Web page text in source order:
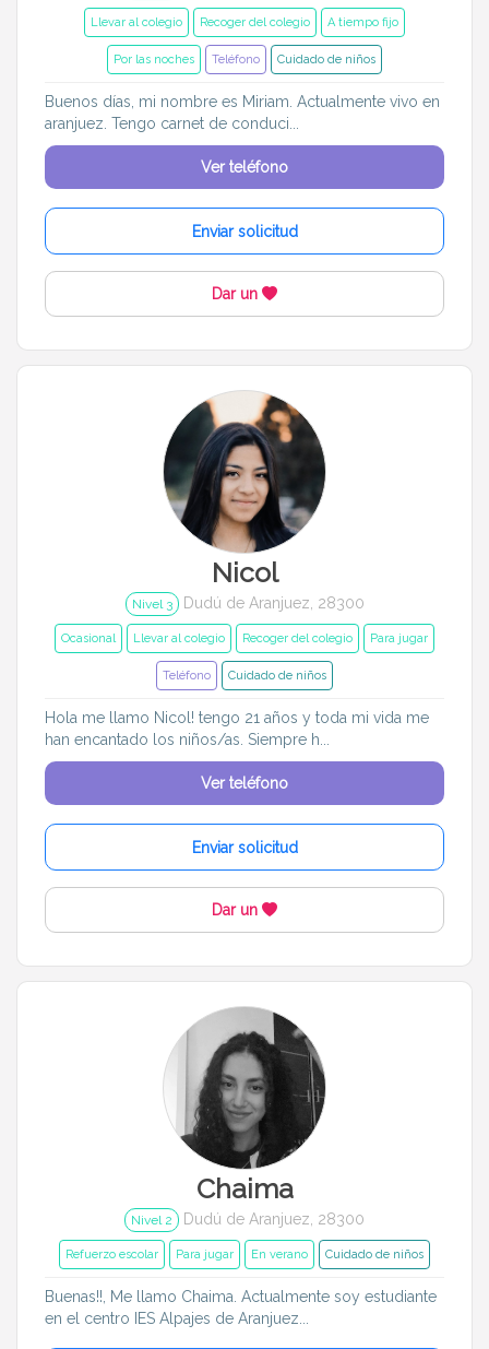
Recoger del colegio A tiempo fijo
En verano Festivos
Edades de mis pequeños
Menos de 6 meses 6 meses a 1 año
6 años a 12 años Más de 12 años
Idiomas del dudú
Llevar al colegio Recoger del colegio A tiempo fijo
Por las noches Teléfono Cuidado de niños
Buenos días, mi nombre es Miriam. Actualmente vivo en
aranjuez. Tengo carnet de conduci...
Ver teléfono
Enviar solicitud
Dar un
Nicol
Nivel 3 Dudú de Aranjuez, 28300
Ocasional Llevar al colegio Recoger del colegio Para jugar
Teléfono Cuidado de niños
Hola me llamo Nicol! tengo 21 años y toda mi vida me
han encantado los niños/as. Siempre h...
Ver teléfono
Enviar solicitud
Dar un
Chaima
Nivel 2 Dudú de Aranjuez, 28300
Refuerzo escolar Para jugar En verano Cuidado de niños
Buenas!!, Me llamo Chaima. Actualmente soy estudiante
en el centro IES Alpajes de Aranjuez...